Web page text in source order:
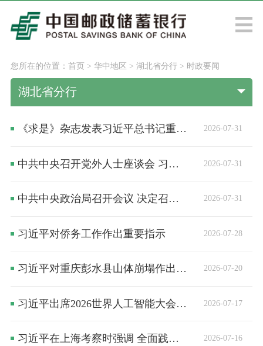
您所在的位置： 首页> 华中地区 > 湖北省分行> 时政要闻
湖北省分行
2026-07-31
《求是》杂志发表习近平总书记重要文章《加快建设健康中国》
2026-07-31
中共中央召开党外人士座谈会 习近平主持并发表重要讲话
2026-07-31
中共中央政治局召开会议 决定召开二十届五中全会 分析研究当前经济形势和经济工作 中共中央总书记习近平主持会议
2026-07-28
习近平对侨务工作作出重要指示
2026-07-20
习近平对重庆彭水县山体崩塌作出重要指示
2026-07-17
习近平出席2026世界人工智能大会暨人工智能全球治理高级别会议开幕式并发表主旨讲话
2026-07-16
习近平在上海考察时强调 全面践行人民城市理念 高质量推进城市更新